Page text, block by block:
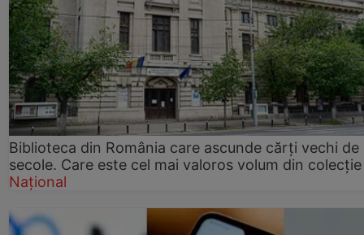
Biblioteca din România care ascunde cărți vechi de
secole. Care este cel mai valoros volum din colecție
Național